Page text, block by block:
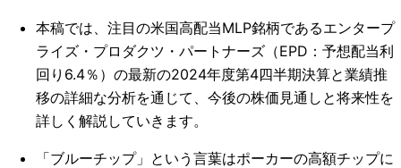
本稿では、注目の米国高配当MLP銘柄であるエンタープ
ライズ・プロダクツ・パートナーズ（EPD：予想配当利
回り6.4％）の最新の2024年度第4四半期決算と業績推
移の詳細な分析を通じて、今後の株価見通しと将来性を
詳しく解説していきます。
「ブルーチップ」という言葉はポーカーの高額チップに